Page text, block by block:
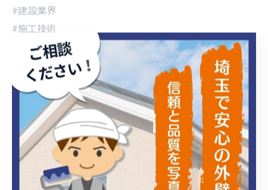
#建設業界
#施工技術
#住まいづくり
#快適な住まい
#DIYファン
#安全第一
#家のケア
#建物の保護
#建築好き
#インテリア